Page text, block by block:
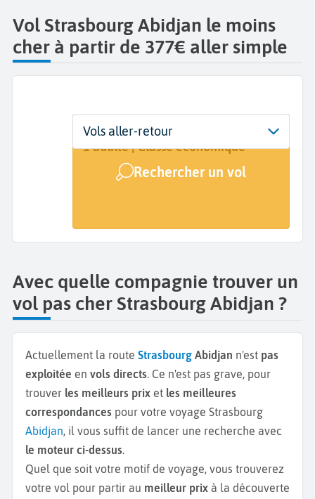
Vol Strasbourg Abidjan le moins
cher à partir de 377€ aller simple
Départ
Strasbourg (SXB)
Dates
Dates de votre voyage
Voyageurs | Classe
1 adulte | Classe économique
Rechercher un vol
Vols aller-retour
Avec quelle compagnie trouver un
vol pas cher Strasbourg Abidjan ?
Actuellement la route Strasbourg Abidjan n'est pas
exploitée en vols directs. Ce n'est pas grave, pour
trouver les meilleurs prix et les meilleures
correspondances pour votre voyage Strasbourg
Abidjan, il vous suffit de lancer une recherche avec
le moteur ci-dessus.
Quel que soit votre motif de voyage, vous trouverez
votre vol pour partir au meilleur prix à la découverte